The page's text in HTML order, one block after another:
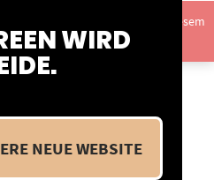
WIRD
NEUE WEBSITE
wir uns im Betriebsurlaub. In diesem
statt.Ausblenden